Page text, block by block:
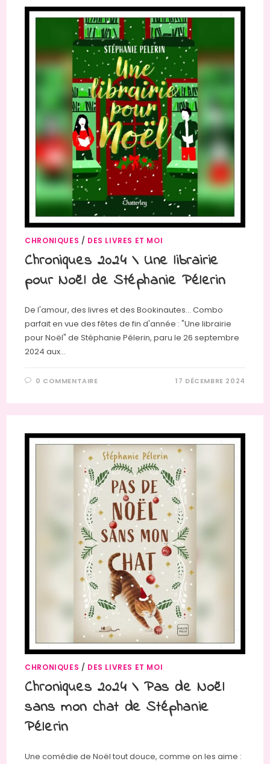
CHRONIQUES / DES LIVRES ET MOI
Chroniques 2024 \ Une librairie
pour Noël de Stéphanie Pélerin
De l'amour, des livres et des Bookinautes… Combo
parfait en vue des fêtes de fin d'année : "Une librairie
pour Noël" de Stéphanie Pélerin, paru le 26 septembre
2024 aux…
0 COMMENTAIRE 17 DÉCEMBRE 2024
CHRONIQUES / DES LIVRES ET MOI
Chroniques 2024 \ Pas de Noël
sans mon chat de Stéphanie
Pélerin
Une comédie de Noël tout douce, comme on les aime :